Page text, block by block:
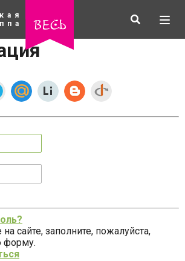
Искать
рубрики
сайте, заполните, пожалуйста,
форму.